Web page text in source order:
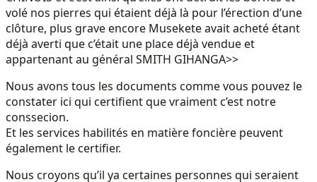
volé nos pierres qui étaient déjà là pour l’érection d’une
clôture, plus grave encore Musekete avait acheté étant
déjà averti que c’était une place déjà vendue et
appartenant au général SMITH GIHANGA>>
Nous avons tous les documents comme vous pouvez le
constater ici qui certifient que vraiment c’est notre
conssecion.
Et les services habilités en matière foncière peuvent
également le certifier.
Nous croyons qu’il ya certaines personnes qui seraient